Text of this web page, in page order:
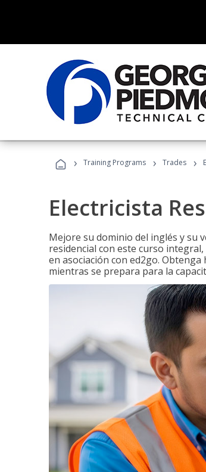
› Training Programs › Trades ›
Electricista
Mejore su dominio del inglés y su
residencial con este curso
en asociación con ed2go.
mientras se prepara para la